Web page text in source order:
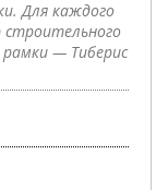
Для каждого
строительного
— Тиберис